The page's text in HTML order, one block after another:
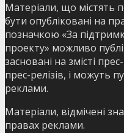
Матеріали, що містять
бути опубліковані на
позначкою «За
проекту» можливо
засновані на змісті
прес-релізів, і можуть
реклами.
Матеріали, відмічені
правах реклами.